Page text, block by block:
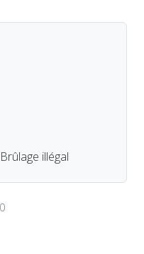
Brûlage illégal